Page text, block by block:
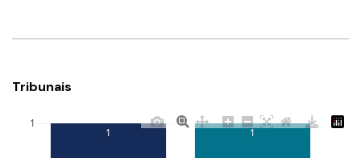
Tribunais
1 1
1